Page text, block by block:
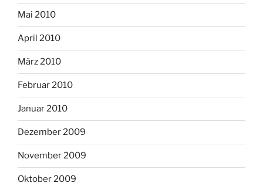
Mai 2010
April 2010
März 2010
Februar 2010
Januar 2010
Dezember 2009
November 2009
Oktober 2009